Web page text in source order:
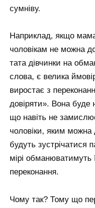
сумніву.
Наприклад, якщо
чоловікам не можна
тата дівчинки на
слова, є велика
виростає з
довіряти». Вона буде
що навіть не
чоловіки, яким можна
будуть зустрічатися
мірі обманюватимуть
переконання.
Чому так? Тому що